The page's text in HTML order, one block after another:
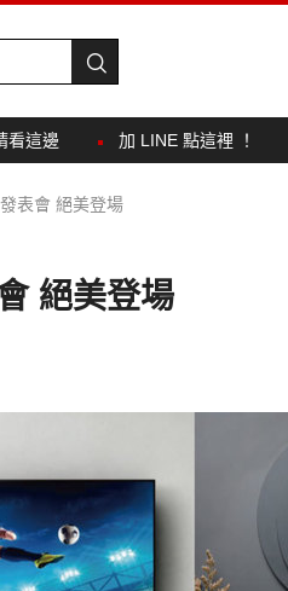
看這邊 加 LINE 點這裡 ！
表會 絕美登場
絕美登場